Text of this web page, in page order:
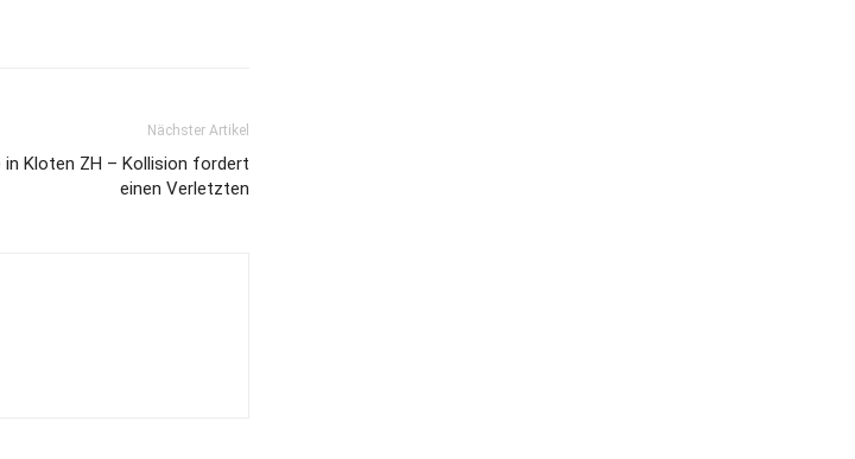
Nächster Artikel
in Kloten ZH – Kollision fordert
einen Verletzten